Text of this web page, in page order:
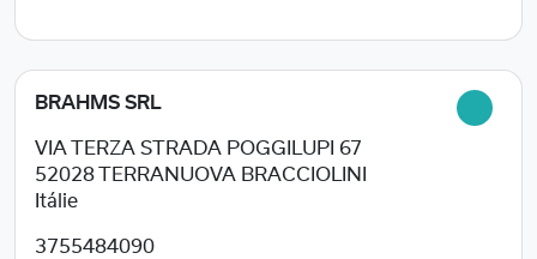
BRAHMS SRL
VIA TERZA STRADA POGGILUPI 67
52028
TERRANUOVA BRACCIOLINI
Itálie
3755484090